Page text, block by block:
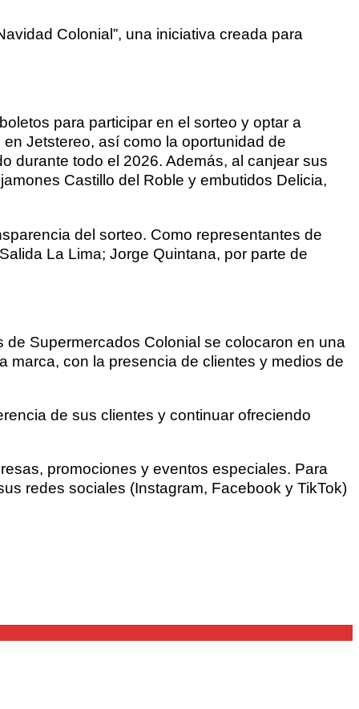
Colonial”, una iniciativa creada para
para participar en el sorteo y optar a
Jetstereo, así como la oportunidad de
durante todo el 2026. Además, al canjear sus
Castillo del Roble y embutidos Delicia,
del sorteo. Como representantes de
La Lima; Jorge Quintana, por parte de
Supermercados Colonial se colocaron en una
marca, con la presencia de clientes y medios de
de sus clientes y continuar ofreciendo
promociones y eventos especiales. Para
redes sociales (Instagram, Facebook y TikTok)